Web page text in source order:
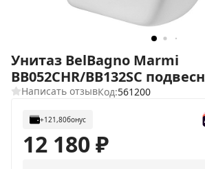
Унитаз BelBagno Marmi
BB052CHR/BB132SC
Написать отзывКод:561200
+121,80бонус
12 180₽